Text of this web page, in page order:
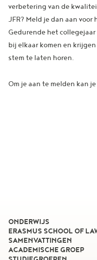
verbetering van de
JFR? Meld je dan aan
Gedurende het
bij elkaar komen en
stem te laten horen.
Om je aan te melden kan
ONDERWIJS
ERASMUS SCHOOL OF
SAMENVATTINGEN
ACADEMISCHE GROEP